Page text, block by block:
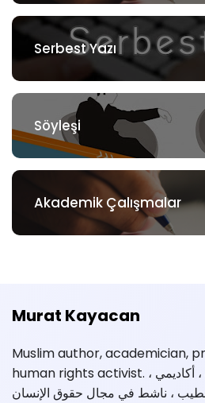
Serbest Yazı
Söyleşi
Akademik Çalışmalar
Murat Kayacan
Muslim author, academician,
human rights activist. مسلم (1969-) مؤلف ، أكاديمي ،